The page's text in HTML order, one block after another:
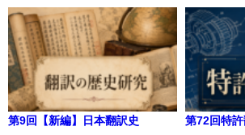
第9回【新編】日本翻訳史 第72回特許